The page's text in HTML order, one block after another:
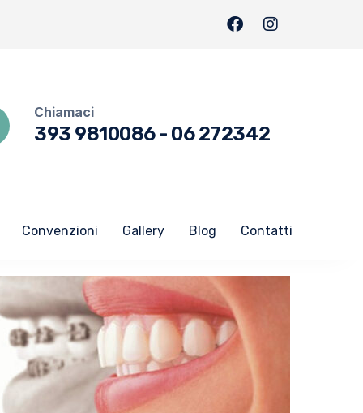
Chiamaci
393 9810086- 06 272342
Convenzioni Gallery Blog Contatti